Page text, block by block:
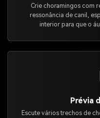
Crie choramingos com
ressonância de canil,
interior para que o
Prévia
Escute vários trechos de